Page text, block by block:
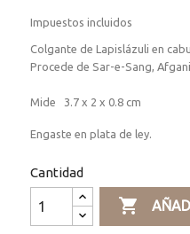
Impuestos incluidos
Colgante de Lapislázuli en
Procede de Sar-e-Sang,
Mide 3.7 x 2 x 0.8 cm
Engaste en plata de ley.
Cantidad
